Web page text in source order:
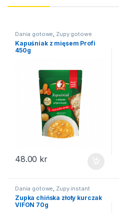
Dania gotowe, Zupy gotowe
Kapuśniak z mięsem Profi
450g
48.00 kr
Dania gotowe, Zupy instant
Zupka chińska złoty kurczak
VIFON 70g